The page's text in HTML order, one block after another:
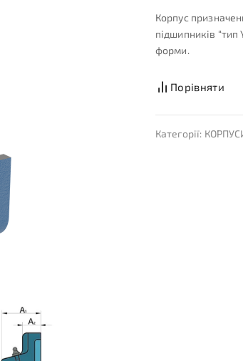
Корпус
підшипників “тип
форми.
Порівняти
Категорії: